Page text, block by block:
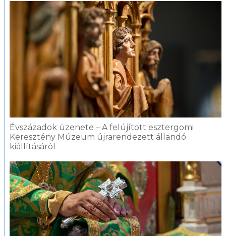
Évszázadok üzenete – A felújított esztergomi
Keresztény Múzeum újrarendezett állandó
kiállításáról